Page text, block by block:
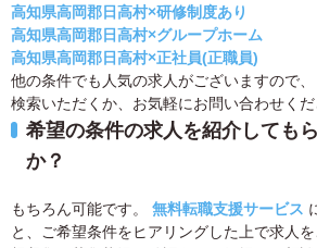
高知県高岡郡日高村×研修制度あり
高知県高岡郡日高村×グループホーム
高知県高岡郡日高村×正社員(正職員)
他の条件でも人気の求人がございますので
検索いただくか、お気軽にお問い合わせくだ
希望の条件の求人を紹介しても
か？
もちろん可能です。 無料転職支援サービス
と、ご希望条件をヒアリングした上で求人